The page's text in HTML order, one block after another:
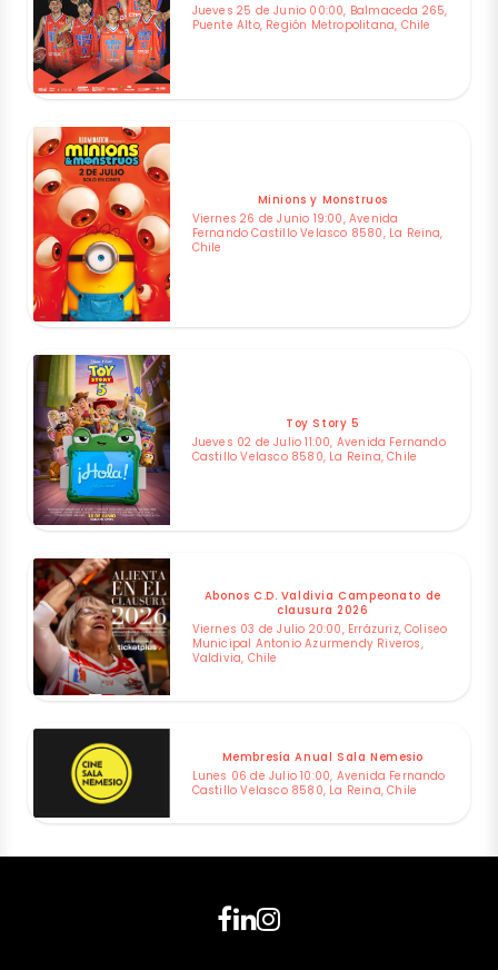
Jueves 25 de Junio 00:00, Balmaceda 265,
Puente Alto, Región Metropolitana, Chile
Minions y Monstruos
Viernes 26 de Junio 19:00, Avenida
Fernando Castillo Velasco 8580, La Reina,
Chile
Toy Story 5
Jueves 02 de Julio 11:00, Avenida Fernando
Castillo Velasco 8580, La Reina, Chile
Abonos C.D. Valdivia Campeonato de
clausura 2026
Viernes 03 de Julio 20:00, Errázuriz, Coliseo
Municipal Antonio Azurmendy Riveros,
Valdivia, Chile
Membresía Anual Sala Nemesio
Lunes 06 de Julio 10:00, Avenida Fernando
Castillo Velasco 8580, La Reina, Chile